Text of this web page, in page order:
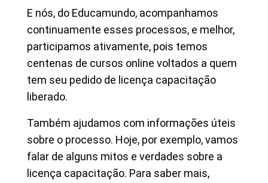
E nós, do Educamundo, acompanhamos
continuamente esses processos, e melhor,
participamos ativamente, pois temos
centenas de cursos online voltados a quem
tem seu pedido de licença capacitação
liberado.
Também ajudamos com informações úteis
sobre o processo. Hoje, por exemplo, vamos
falar de alguns mitos e verdades sobre a
licença capacitação. Para saber mais,